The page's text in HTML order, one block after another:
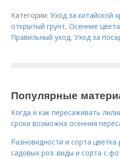
Категории:Уход за китайской
открытый грунт,Осенние цвета
Правильный уход,Уход за
Популярные
Когда и как пересаживать
сроки возможна осенняя
Разновидности и сорта цветка
садовых роз: виды и сорта с